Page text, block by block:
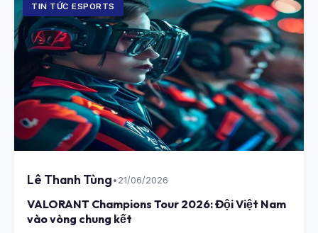
TIN TỨC ESPORTS
Lê Thanh Tùng • 21/06/2026
VALORANT Champions Tour 2026: Đội Việt Nam
vào vòng chung kết